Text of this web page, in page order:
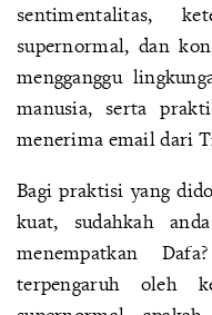
sentimentalitas,
supernormal, dan
mengganggu
manusia, serta
menerima email dari
Bagi praktisi yang
kuat, sudahkah
menempatkan
terpengaruh oleh